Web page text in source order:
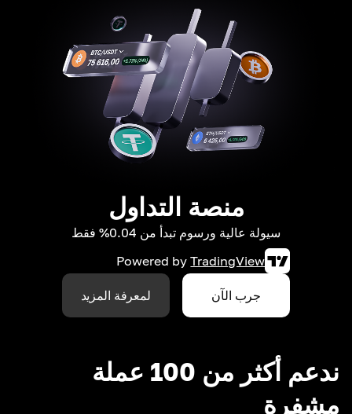
منصة التداول
سيولة عالية ورسوم تبدأ من 0.04% فقط
Powered by TradingView
جرب الآن لمعرفة المزيد
ندعم أكثر من 100 عملة
مشفرة